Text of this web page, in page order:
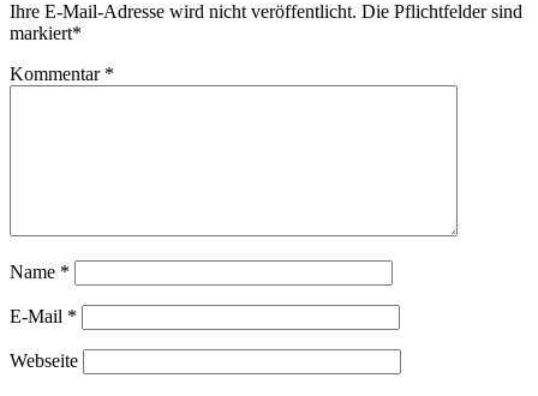
Ihre E-Mail-Adresse wird nicht veröffentlicht. Die Pflichtfelder sind
markiert*
Kommentar *
Name *
E-Mail *
Webseite